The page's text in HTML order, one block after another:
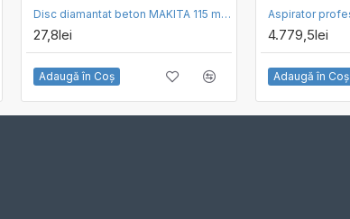
Disc diamantat beton MAKITA 115 mm D-52750
27,8lei
Adaugă în Coş
4.779,5lei
Adaugă în Coş